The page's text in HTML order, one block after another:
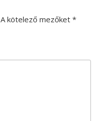
A kötelező mezőket *